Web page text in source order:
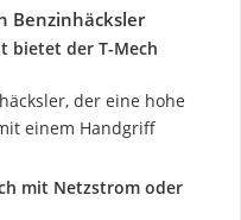
Benzinhäcksler
bietet der T-Mech
der eine hohe
einem Handgriff
mit Netzstrom oder